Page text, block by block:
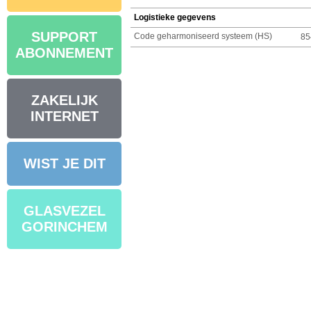
SUPPORT
ABONNEMENT
ZAKELIJK
INTERNET
WIST JE DIT
GLASVEZEL
GORINCHEM
Logistieke gegevens
Code geharmoniseerd systeem (HS)